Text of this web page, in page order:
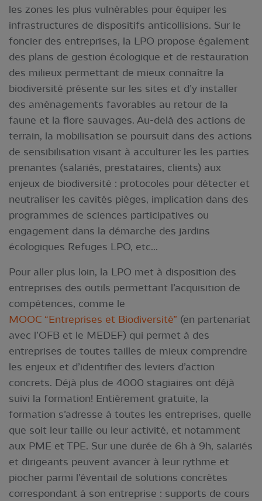
les zones les plus vulnérables pour équiper les
infrastructures de dispositifs anticollisions. Sur le
foncier des entreprises, la LPO propose également
des plans de gestion écologique et de restauration
des milieux permettant de mieux connaître la
biodiversité présente sur les sites et d’y installer
des aménagements favorables au retour de la
faune et la flore sauvages. Au-delà des actions de
terrain, la mobilisation se poursuit dans des actions
de sensibilisation visant à acculturer les les parties
prenantes (salariés, prestataires, clients) aux
enjeux de biodiversité : protocoles pour détecter et
neutraliser les cavités pièges, implication dans des
programmes de sciences participatives ou
engagement dans la démarche des jardins
écologiques Refuges LPO, etc...
Pour aller plus loin, la LPO met à disposition des
entreprises des outils permettant l’acquisition de
compétences, comme le
MOOC “Entreprises et Biodiversité” (en partenariat
avec l’OFB et le MEDEF) qui permet à des
entreprises de toutes tailles de mieux comprendre
les enjeux et d’identifier des leviers d’action
concrets. Déjà plus de 4000 stagiaires ont déjà
suivi la formation! Entièrement gratuite, la
formation s’adresse à toutes les entreprises, quelle
que soit leur taille ou leur activité, et notamment
aux PME et TPE. Sur une durée de 6h à 9h, salariés
et dirigeants peuvent avancer à leur rythme et
piocher parmi l’éventail de solutions concrètes
correspondant à son entreprise : supports de cours